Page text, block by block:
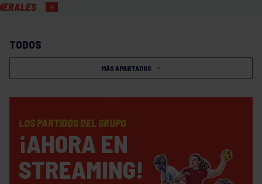
TODOS
MÁS APARTADOS
LOS PARTIDOS DEL GRUPO
¡AHORA EN
STREAMING!